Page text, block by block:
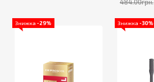
484.00грн.
Знижка -29% Знижка -30%